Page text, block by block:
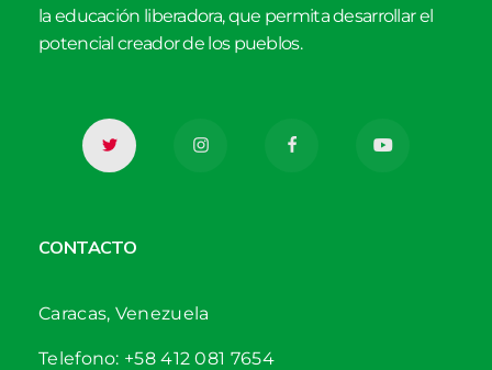
la educación liberadora, que permita desarrollar el
potencial creador de los pueblos.
CONTACTO
Caracas, Venezuela
Telefono: +58 412 081 7654